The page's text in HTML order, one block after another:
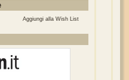
Aggiungi alla Wish List